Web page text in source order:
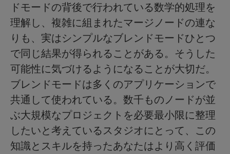
ドモードの背後で行われている数学的処理を
理解し、複雑に組まれたマージノードの連な
りも、実はシンプルなブレンドモードひとつ
で同じ結果が得られることがある。そうした
可能性に気づけるようになることが大切だ。
ブレンドモードは多くのアプリケーションで
共通して使われている。数千ものノードが並
ぶ大規模なプロジェクトを必要最小限に整理
したいと考えているスタジオにとって、この
知識とスキルを持ったあなたはより高く評価